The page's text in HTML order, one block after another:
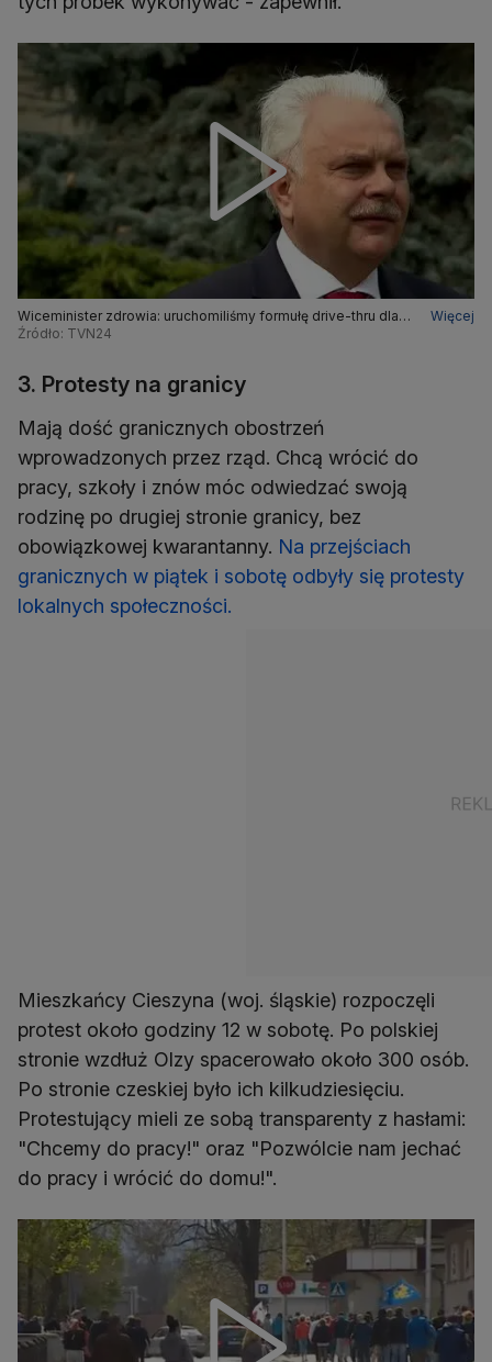
Wiceminister zdrowia: uruchomiliśmy formułę drive-thru dla
osób objętych kwarantanną
Więcej
Źródło: TVN24
3. Protesty na granicy
Mają dość granicznych obostrzeń
wprowadzonych przez rząd. Chcą wrócić do
pracy, szkoły i znów móc odwiedzać swoją
rodzinę po drugiej stronie granicy, bez
obowiązkowej kwarantanny. Na przejściach
granicznych w piątek i sobotę odbyły się protesty
lokalnych społeczności.
Mieszkańcy Cieszyna (woj. śląskie) rozpoczęli
protest około godziny 12 w sobotę. Po polskiej
stronie wzdłuż Olzy spacerowało około 300 osób.
Po stronie czeskiej było ich kilkudziesięciu.
Protestujący mieli ze sobą transparenty z hasłami:
"Chcemy do pracy!" oraz "Pozwólcie nam jechać
do pracy i wrócić do domu!".